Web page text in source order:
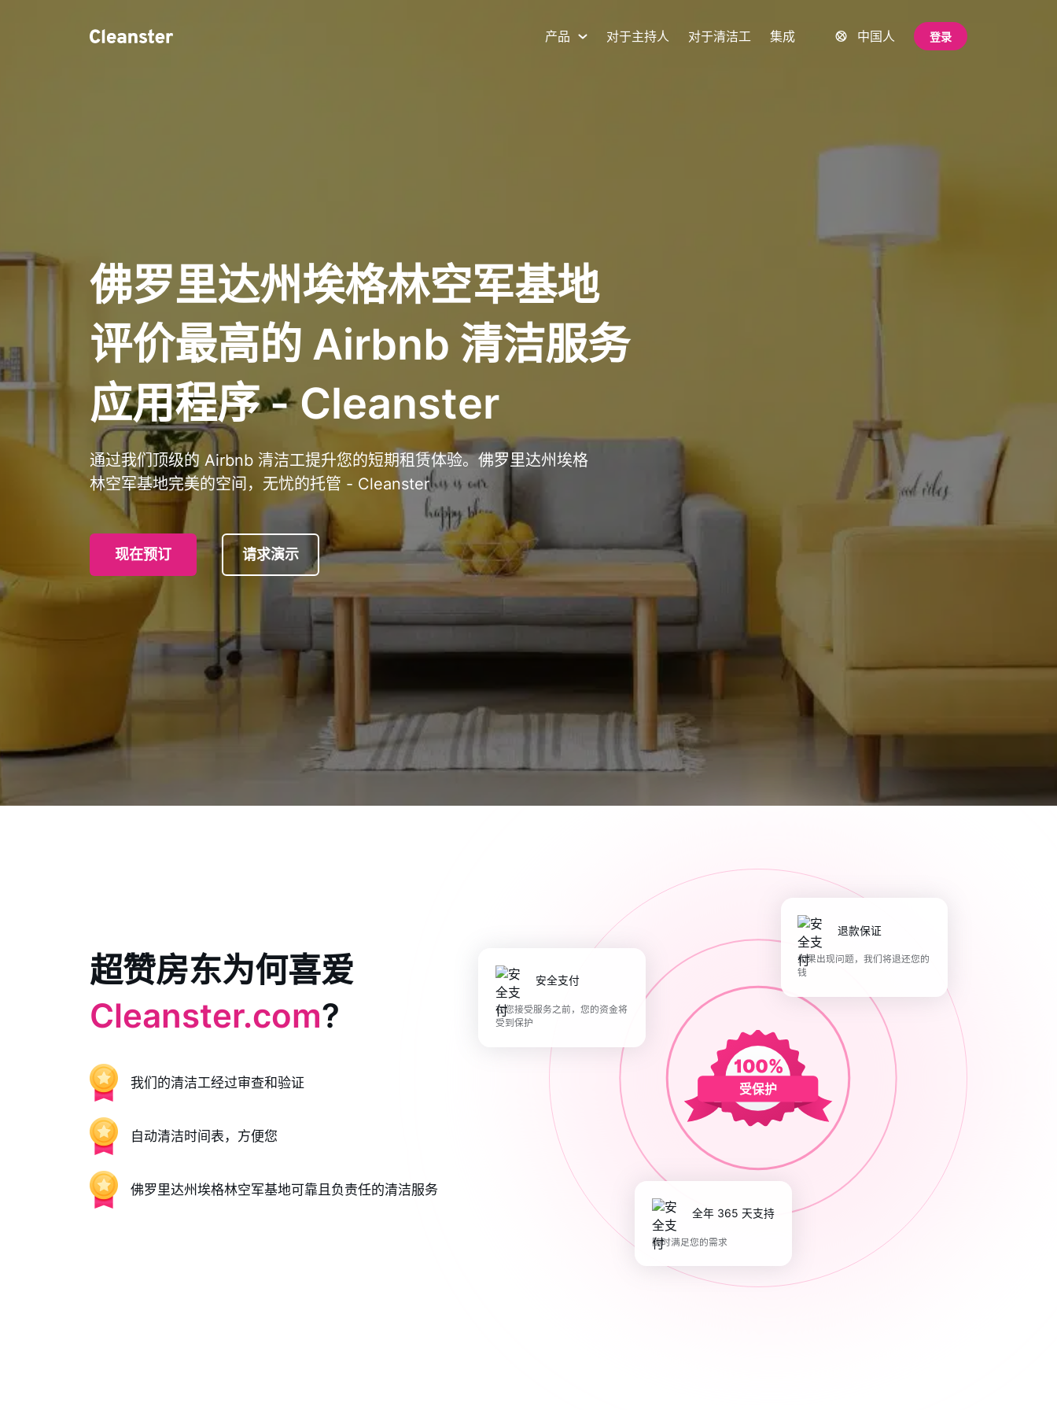
产品 对于主持人 对于清洁工 集成 中国人 登录
佛罗里达州埃格林空军基地
评价最高的 Airbnb 清洁服务
应用程序 - Cleanster
通过我们顶级的 Airbnb 清洁工提升您的短期租赁体验。佛罗里达州埃格
林空军基地完美的空间，无忧的托管 - Cleanster
现在预订 请求演示
超赞房东为何喜爱
Cleanster.com?
我们的清洁工经过审查和验证
自动清洁时间表，方便您
佛罗里达州埃格林空军基地可靠且负责任的清洁服务
受保护
安全支付
在您接受服务之前，您的资金将
受到保护
退款保证
如果出现问题，我们将退还您的
钱
全年 365 天支持
随时满足您的需求